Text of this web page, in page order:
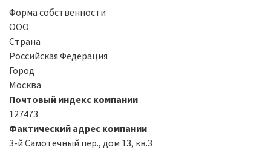
Форма собственности
ООО
Страна
Российская Федерация
Город
Москва
Почтовый индекс компании
127473
Фактический адрес компании
3-й Самотечный пер., дом 13, кв.3